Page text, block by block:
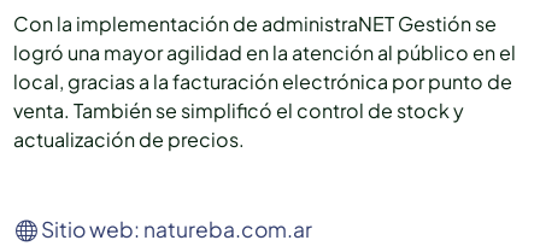
Con la implementación de administraNET Gestión se
logró una mayor agilidad en la atención al público en el
local, gracias a la facturación electrónica por punto de
venta. También se simplificó el control de stock y
actualización de precios.
Sitio web: natureba.com.ar